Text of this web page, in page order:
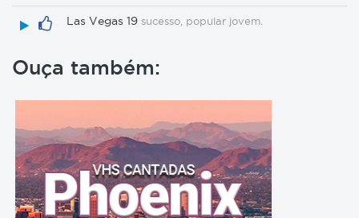
Las Vegas 19 sucesso, popular jovem.
Ouça também: